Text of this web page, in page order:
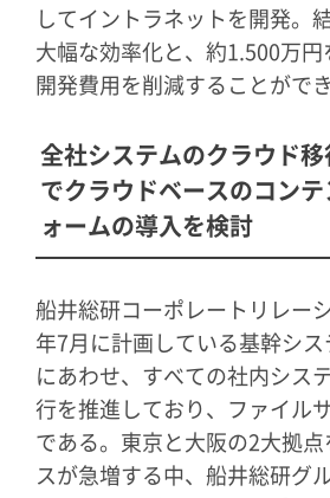
してイントラネットを開発。
大幅な効率化と、約1.500万円
開発費用を削減することができ
全社システムのクラウド
でクラウドベースのコン
ォームの導入を検討
船井総研コーポレートリレー
年7月に計画している基幹シ
にあわせ、すべての社内シス
行を推進しており、ファイル
である。東京と大阪の2大拠
スが急増する中、船井総研グ